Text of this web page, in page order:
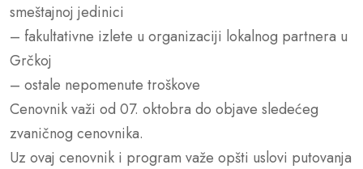
smeštajnoj jedinici
– fakultativne izlete u organizaciji lokalnog partnera u
Grčkoj
– ostale nepomenute troškove
Cenovnik važi od 07. oktobra do objave sledećeg
zvaničnog cenovnika.
Uz ovaj cenovnik i program važe opšti uslovi putovanja